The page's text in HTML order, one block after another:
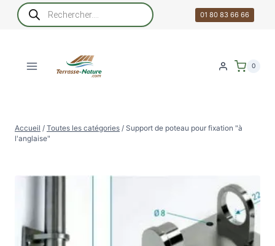
Recherche
de
produits
01 80 83 66 66
0
Accueil / Toutes les catégories / Support de poteau pour fixation "à
l'anglaise"